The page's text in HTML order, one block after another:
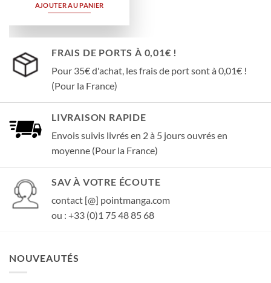
AJOUTER AU PANIER
FRAIS DE PORTS À 0,01€ !
Pour 35€ d'achat, les frais de port sont à 0,01€ !
(Pour la France)
LIVRAISON RAPIDE
Envois suivis livrés en 2 à 5 jours ouvrés en
moyenne (Pour la France)
SAV À VOTRE ÉCOUTE
contact [@] pointmanga.com
ou : +33 (0)1 75 48 85 68
NOUVEAUTÉS